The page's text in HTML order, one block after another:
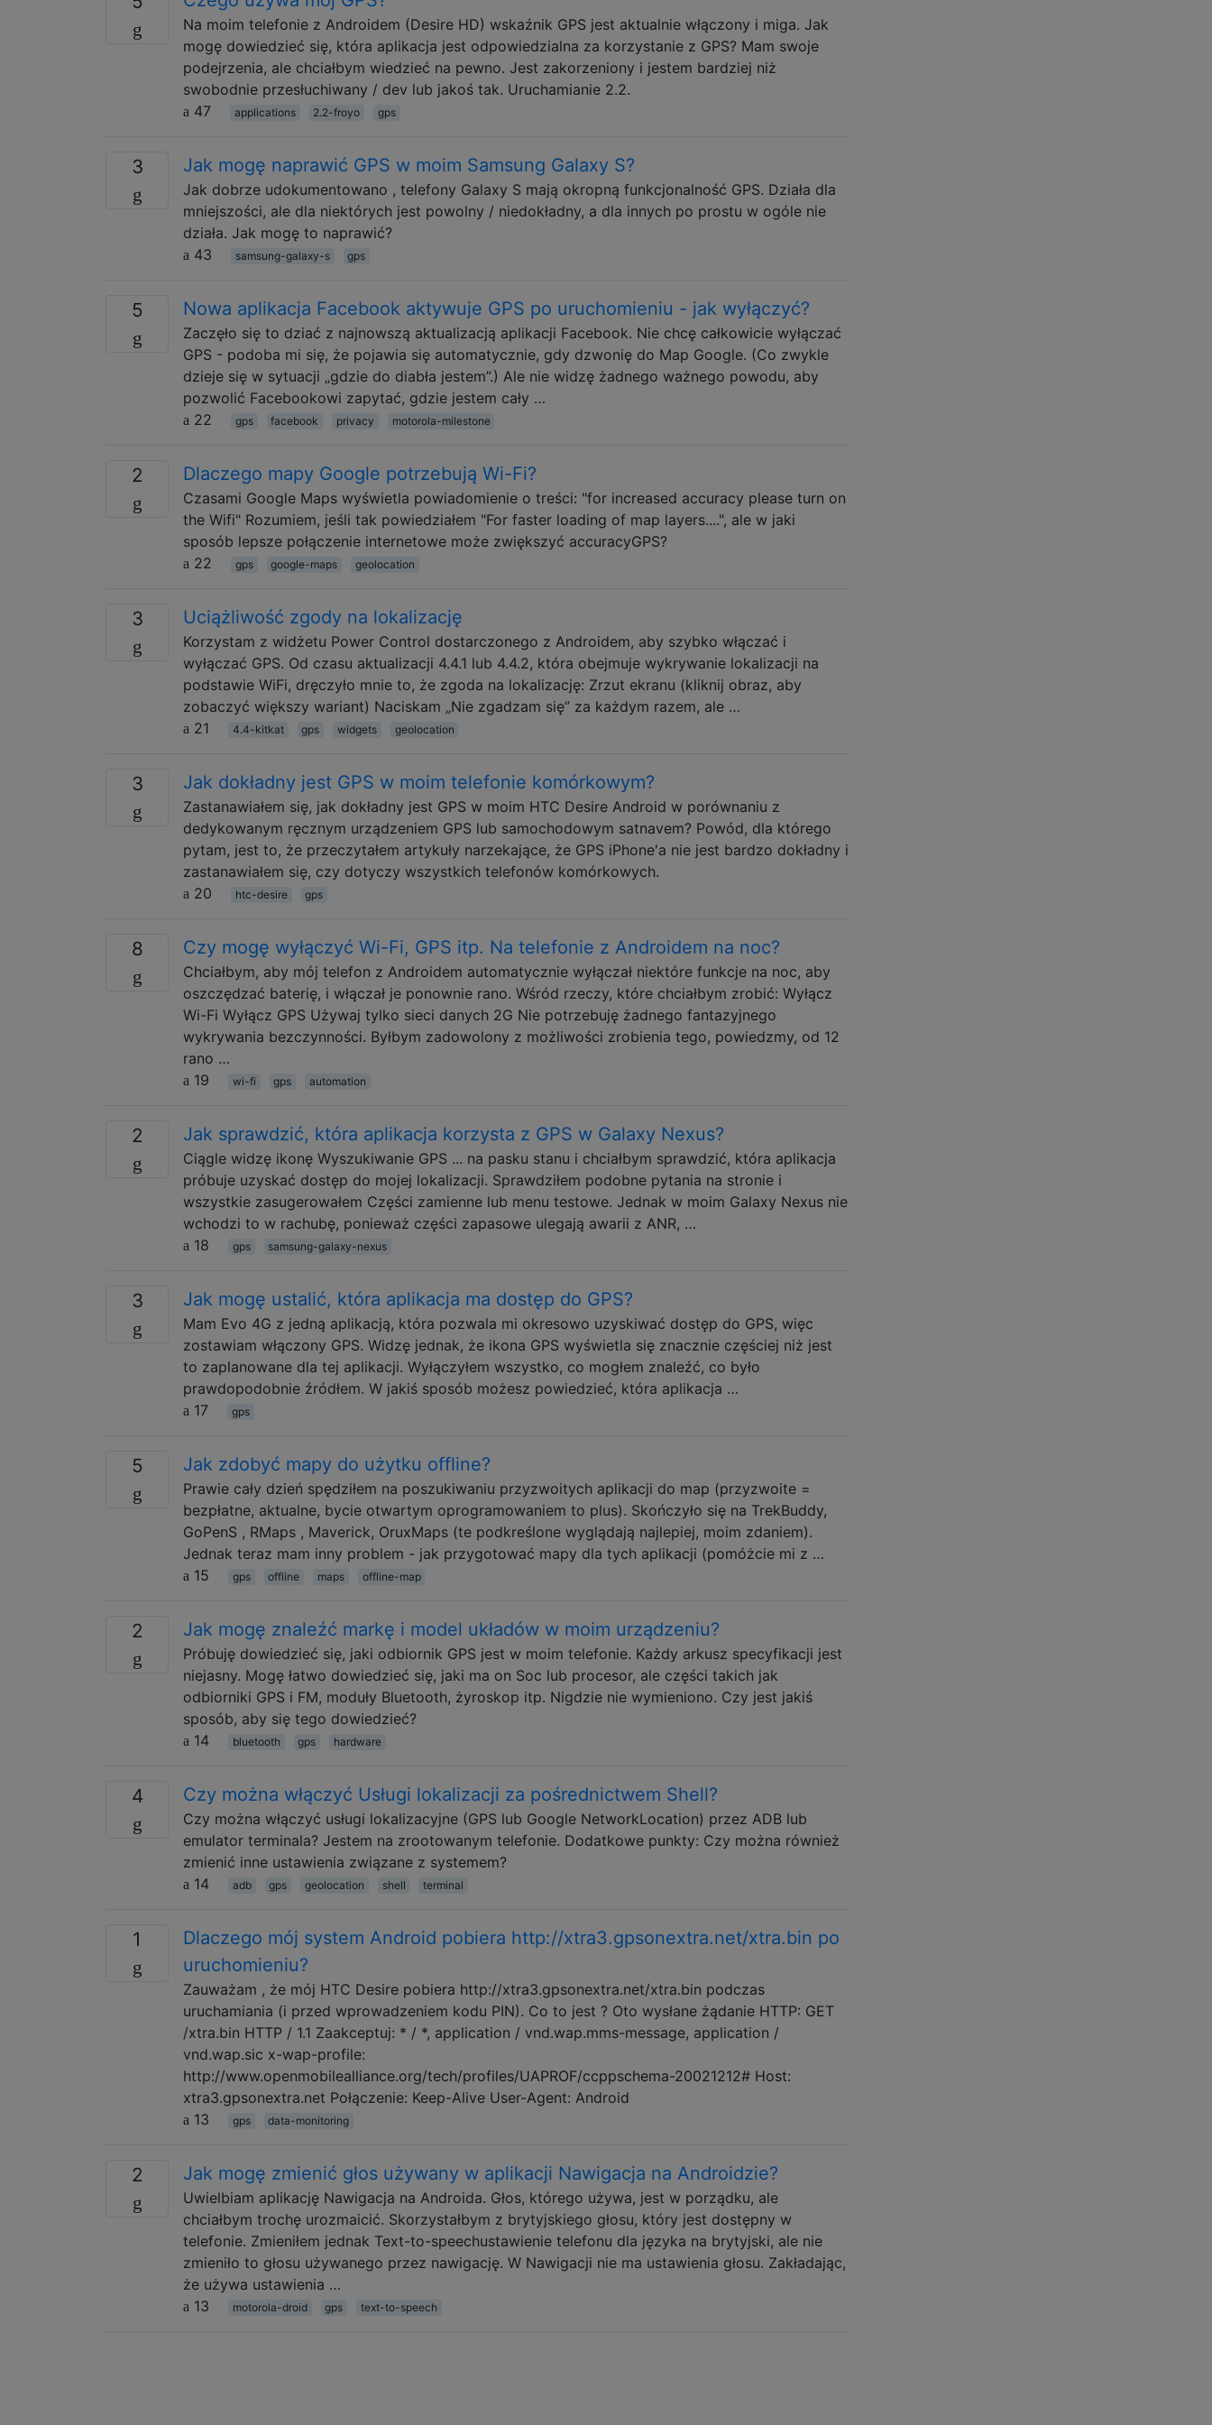
Na moim telefonie z Androidem (Desire HD) wskaźnik GPS jest aktualnie włączony i miga. Jak
mogę dowiedzieć się, która aplikacja jest odpowiedzialna za korzystanie z GPS? Mam swoje
podejrzenia, ale chciałbym wiedzieć na pewno. Jest zakorzeniony i jestem bardziej niż
swobodnie przesłuchiwany / dev lub jakoś tak. Uruchamianie 2.2.
47
applications 2.2-froyo gps
3 Jak mogę naprawić GPS w moim Samsung Galaxy S?
Jak dobrze udokumentowano , telefony Galaxy S mają okropną funkcjonalność GPS. Działa dla
mniejszości, ale dla niektórych jest powolny / niedokładny, a dla innych po prostu w ogóle nie
działa. Jak mogę to naprawić?
43
samsung-galaxy-s gps
5 Nowa aplikacja Facebook aktywuje GPS po uruchomieniu - jak wyłączyć?
Zaczęło się to dziać z najnowszą aktualizacją aplikacji Facebook. Nie chcę całkowicie wyłączać
GPS - podoba mi się, że pojawia się automatycznie, gdy dzwonię do Map Google. (Co zwykle
dzieje się w sytuacji „gdzie do diabła jestem”.) Ale nie widzę żadnego ważnego powodu, aby
pozwolić Facebookowi zapytać, gdzie jestem cały …
22
gps facebook privacy motorola-milestone
2 Dlaczego mapy Google potrzebują Wi-Fi?
Czasami Google Maps wyświetla powiadomienie o treści: "for increased accuracy please turn on
the Wifi" Rozumiem, jeśli tak powiedziałem "For faster loading of map layers....", ale w jaki
sposób lepsze połączenie internetowe może zwiększyć accuracyGPS?
22
gps google-maps geolocation
3 Uciążliwość zgody na lokalizację
Korzystam z widżetu Power Control dostarczonego z Androidem, aby szybko włączać i
wyłączać GPS. Od czasu aktualizacji 4.4.1 lub 4.4.2, która obejmuje wykrywanie lokalizacji na
podstawie WiFi, dręczyło mnie to, że zgoda na lokalizację: Zrzut ekranu (kliknij obraz, aby
zobaczyć większy wariant) Naciskam „Nie zgadzam się” za każdym razem, ale …
21
4.4-kitkat gps widgets geolocation
3 Jak dokładny jest GPS w moim telefonie komórkowym?
Zastanawiałem się, jak dokładny jest GPS w moim HTC Desire Android w porównaniu z
dedykowanym ręcznym urządzeniem GPS lub samochodowym satnavem? Powód, dla którego
pytam, jest to, że przeczytałem artykuły narzekające, że GPS iPhone'a nie jest bardzo dokładny i
zastanawiałem się, czy dotyczy wszystkich telefonów komórkowych.
20
htc-desire gps
8 Czy mogę wyłączyć Wi-Fi, GPS itp. Na telefonie z Androidem na noc?
Chciałbym, aby mój telefon z Androidem automatycznie wyłączał niektóre funkcje na noc, aby
oszczędzać baterię, i włączał je ponownie rano. Wśród rzeczy, które chciałbym zrobić: Wyłącz
Wi-Fi Wyłącz GPS Używaj tylko sieci danych 2G Nie potrzebuję żadnego fantazyjnego
wykrywania bezczynności. Byłbym zadowolony z możliwości zrobienia tego, powiedzmy, od 12
rano …
19
wi-fi gps automation
2 Jak sprawdzić, która aplikacja korzysta z GPS w Galaxy Nexus?
Ciągle widzę ikonę Wyszukiwanie GPS ... na pasku stanu i chciałbym sprawdzić, która aplikacja
próbuje uzyskać dostęp do mojej lokalizacji. Sprawdziłem podobne pytania na stronie i
wszystkie zasugerowałem Części zamienne lub menu testowe. Jednak w moim Galaxy Nexus nie
wchodzi to w rachubę, ponieważ części zapasowe ulegają awarii z ANR, …
18
gps samsung-galaxy-nexus
3 Jak mogę ustalić, która aplikacja ma dostęp do GPS?
Mam Evo 4G z jedną aplikacją, która pozwala mi okresowo uzyskiwać dostęp do GPS, więc
zostawiam włączony GPS. Widzę jednak, że ikona GPS wyświetla się znacznie częściej niż jest
to zaplanowane dla tej aplikacji. Wyłączyłem wszystko, co mogłem znaleźć, co było
prawdopodobnie źródłem. W jakiś sposób możesz powiedzieć, która aplikacja …
17
gps
5 Jak zdobyć mapy do użytku offline?
Prawie cały dzień spędziłem na poszukiwaniu przyzwoitych aplikacji do map (przyzwoite =
bezpłatne, aktualne, bycie otwartym oprogramowaniem to plus). Skończyło się na TrekBuddy,
GoPenS , RMaps , Maverick, OruxMaps (te podkreślone wyglądają najlepiej, moim zdaniem).
Jednak teraz mam inny problem - jak przygotować mapy dla tych aplikacji (pomóżcie mi z …
15
gps offline maps offline-map
2 Jak mogę znaleźć markę i model układów w moim urządzeniu?
Próbuję dowiedzieć się, jaki odbiornik GPS jest w moim telefonie. Każdy arkusz specyfikacji jest
niejasny. Mogę łatwo dowiedzieć się, jaki ma on Soc lub procesor, ale części takich jak
odbiorniki GPS i FM, moduły Bluetooth, żyroskop itp. Nigdzie nie wymieniono. Czy jest jakiś
sposób, aby się tego dowiedzieć?
14
bluetooth gps hardware
4 Czy można włączyć Usługi lokalizacji za pośrednictwem Shell?
Czy można włączyć usługi lokalizacyjne (GPS lub Google NetworkLocation) przez ADB lub
emulator terminala? Jestem na zrootowanym telefonie. Dodatkowe punkty: Czy można również
zmienić inne ustawienia związane z systemem?
14
adb gps geolocation shell terminal
1
Dlaczego mój system Android pobiera http://xtra3.gpsonextra.net/xtra.bin po
uruchomieniu?
Zauważam , że mój HTC Desire pobiera http://xtra3.gpsonextra.net/xtra.bin podczas
uruchamiania (i przed wprowadzeniem kodu PIN). Co to jest ? Oto wysłane żądanie HTTP: GET
/xtra.bin HTTP / 1.1 Zaakceptuj: * / *, application / vnd.wap.mms-message, application /
vnd.wap.sic x-wap-profile:
http://www.openmobilealliance.org/tech/profiles/UAPROF/ccppschema-20021212# Host:
xtra3.gpsonextra.net Połączenie: Keep-Alive User-Agent: Android
13
gps data-monitoring
2 Jak mogę zmienić głos używany w aplikacji Nawigacja na Androidzie?
Uwielbiam aplikację Nawigacja na Androida. Głos, którego używa, jest w porządku, ale
chciałbym trochę urozmaicić. Skorzystałbym z brytyjskiego głosu, który jest dostępny w
telefonie. Zmieniłem jednak Text-to-speechustawienie telefonu dla języka na brytyjski, ale nie
zmieniło to głosu używanego przez nawigację. W Nawigacji nie ma ustawienia głosu. Zakładając,
że używa ustawienia …
13
motorola-droid gps text-to-speech